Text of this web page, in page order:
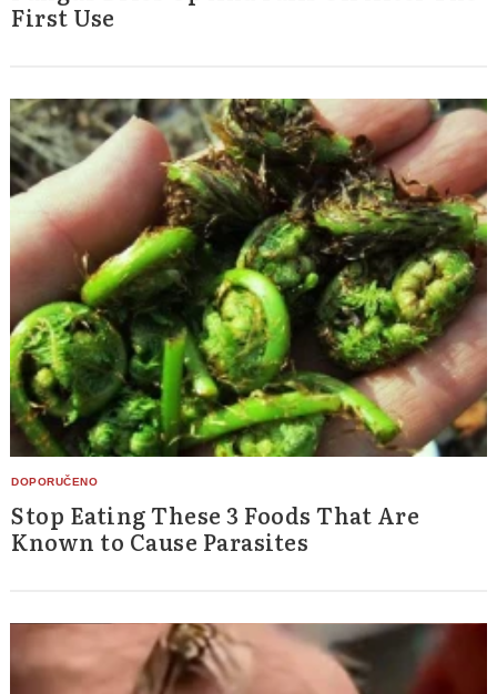
First Use
Stop Eating These 3 Foods That Are
Known to Cause Parasites